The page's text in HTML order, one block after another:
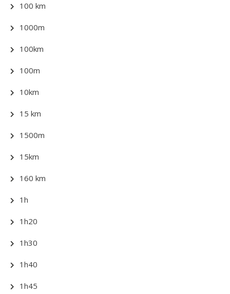
100 km
1000m
100km
100m
10km
15 km
1500m
15km
160 km
1h
1h20
1h30
1h40
1h45